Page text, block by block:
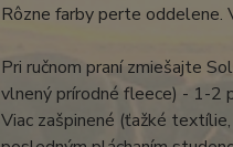
Rôzne farby perte
Pri ručnom praní zmiešajte
vlnený prírodné fleece) - 1-2
Viac zašpinené (ťažké